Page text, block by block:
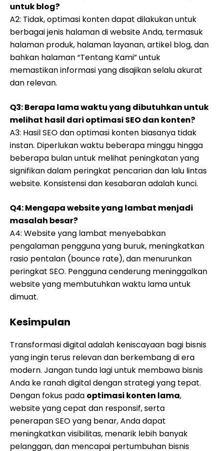
untuk blog?
A2: Tidak, optimasi konten dapat dilakukan untuk
berbagai jenis halaman di website Anda, termasuk
halaman produk, halaman layanan, artikel blog, dan
bahkan halaman “Tentang Kami” untuk
memastikan informasi yang disajikan selalu akurat
dan relevan.
Q3: Berapa lama waktu yang dibutuhkan untuk
melihat hasil dari optimasi SEO dan konten?
A3: Hasil SEO dan optimasi konten biasanya tidak
instan. Diperlukan waktu beberapa minggu hingga
beberapa bulan untuk melihat peningkatan yang
signifikan dalam peringkat pencarian dan lalu lintas
website. Konsistensi dan kesabaran adalah kunci.
Q4: Mengapa website yang lambat menjadi
masalah besar?
A4: Website yang lambat menyebabkan
pengalaman pengguna yang buruk, meningkatkan
rasio pentalan (bounce rate), dan menurunkan
peringkat SEO. Pengguna cenderung meninggalkan
website yang membutuhkan waktu lama untuk
dimuat.
Kesimpulan
Transformasi digital adalah keniscayaan bagi bisnis
yang ingin terus relevan dan berkembang di era
modern. Jangan tunda lagi untuk membawa bisnis
Anda ke ranah digital dengan strategi yang tepat.
Dengan fokus pada optimasi konten lama,
website yang cepat dan responsif, serta
penerapan SEO yang benar, Anda dapat
meningkatkan visibilitas, menarik lebih banyak
pelanggan, dan mencapai pertumbuhan bisnis